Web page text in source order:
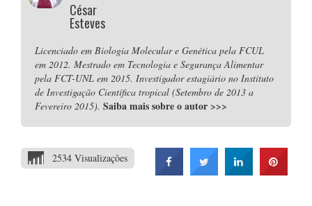
César
Esteves
Licenciado em Biologia Molecular e Genética pela FCUL
em 2012. Mestrado em Tecnologia e Segurança Alimentar
pela FCT-UNL em 2015. Investigador estagiário no Instituto
de Investigação Científica tropical (Setembro de 2013 a
Fevereiro 2015). Saiba mais sobre o autor >>>
2534 Visualizações